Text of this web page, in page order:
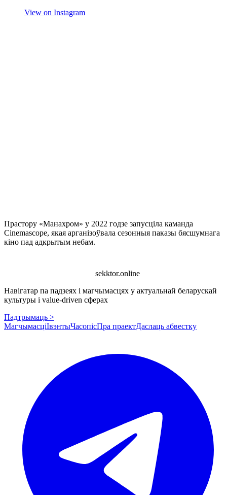
View on Instagram
Прастору «Манахром» у 2022 годзе запусціла каманда
Cinemascope, якая арганізоўвала сезонныя паказы бясшумнага
кіно пад адкрытым небам.
sekktor.online
Навігатар па падзеях і магчымасцях у актуальнай беларускай
культуры і value-driven сферах
Падтрымаць >
МагчымасціІвэнтыЧасопісПра праектДаслаць абвестку